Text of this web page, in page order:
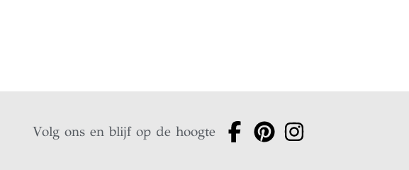
Volg ons en blijf op de hoogte